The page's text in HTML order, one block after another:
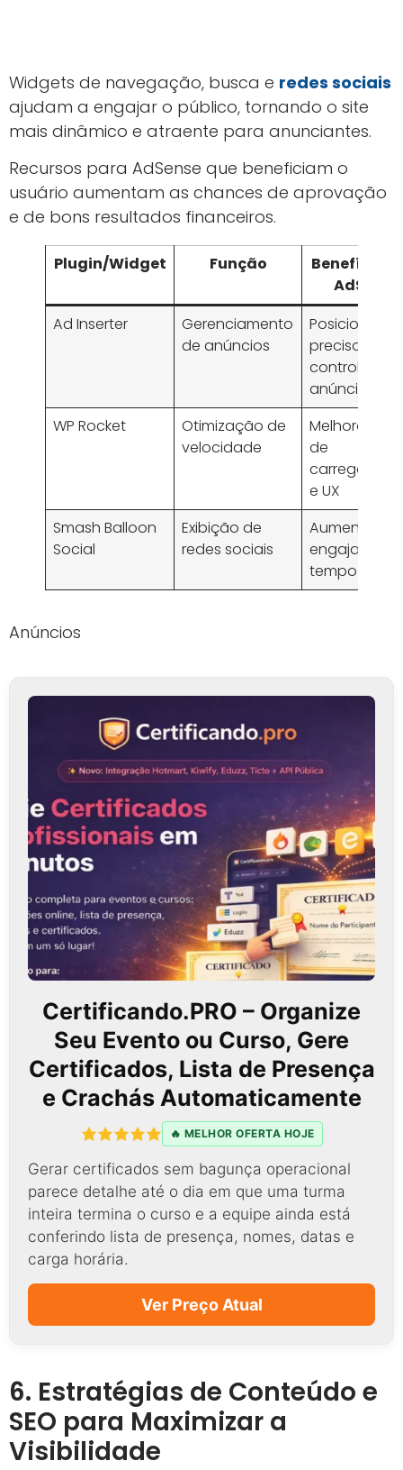
Widgets de navegação, busca e redes sociais
ajudam a engajar o público, tornando o site
mais dinâmico e atraente para anunciantes.
Recursos para AdSense que beneficiam o
usuário aumentam as chances de aprovação
e de bons resultados financeiros.
Plugin/Widget Função
Benefício
AdSense
Ad Inserter
Gerenciamento
de anúncios
preciso e
controle de
anúncios
WP Rocket
Otimização de
velocidade
Melhora
de
e UX
Smash Balloon
Social
Exibição de
redes sociais
Aumento do
tempo no
Anúncios
Certificando.PRO – Organize
Seu Evento ou Curso, Gere
Certificados, Lista de Presença
e Crachás Automaticamente
🔥 MELHOR OFERTA HOJE
Gerar certificados sem bagunça operacional
parece detalhe até o dia em que uma turma
inteira termina o curso e a equipe ainda está
conferindo lista de presença, nomes, datas e
carga horária.
Ver Preço Atual
6. Estratégias de Conteúdo e
SEO para Maximizar a
Visibilidade